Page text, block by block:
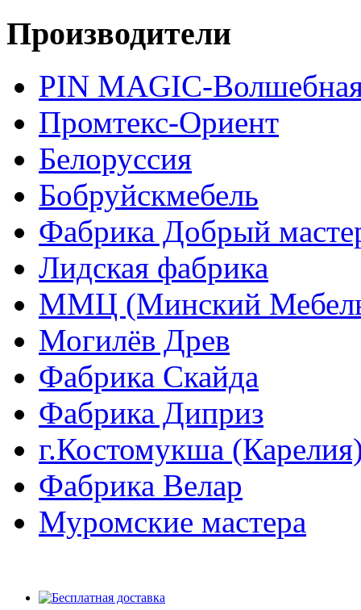
Производители
PIN MAGIС-
Промтекс-Ориент
Белоруссия
Бобруйскмебель
Фабрика Добрый
Лидская фабрика
ММЦ (Минский
Могилёв Древ
Фабрика Скайда
Фабрика Диприз
г.Костомукша
Фабрика Велар
Муромские мастера